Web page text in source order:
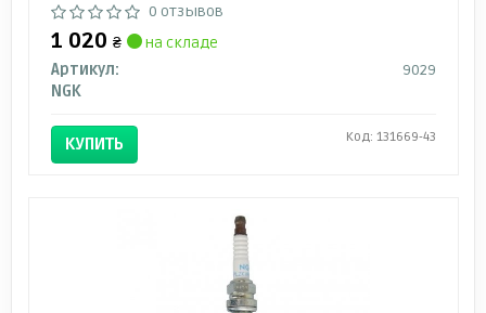
0 отзывов
1 020 ₴
на складе
Артикул:
9029
NGK
КУПИТЬ Код: 131669-43